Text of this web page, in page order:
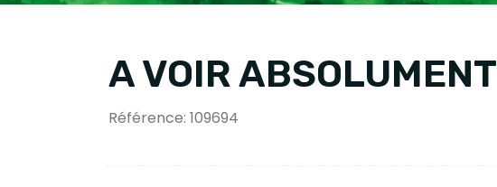
A VOIR ABSOLUMENT
Référence: 109694